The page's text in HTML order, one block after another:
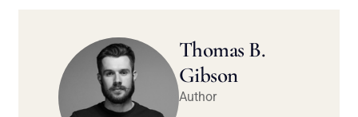
Thomas B.
Gibson
Author